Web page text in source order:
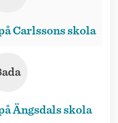
Carlssons skola
Ängsdals skola